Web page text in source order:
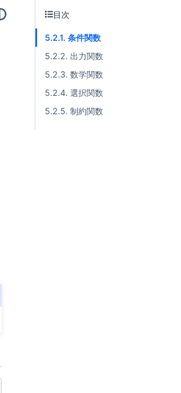
目次
5.2.1. 条件関数
5.2.2. 出力関数
5.2.3. 数学関数
5.2.4. 選択関数
5.2.5. 制約関数